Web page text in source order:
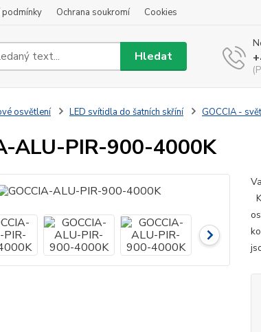
podmínky Ochrana soukromí Cookies
Hledat
osvětlení LED svítidla do šatních skříní GOCCIA -
ALU-PIR-900-4000K